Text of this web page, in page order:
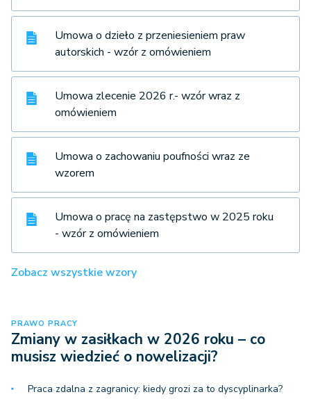
Umowa o dzieło z przeniesieniem praw
autorskich - wzór z omówieniem
Umowa zlecenie 2026 r.- wzór wraz z
omówieniem
Umowa o zachowaniu poufności wraz ze
wzorem
Umowa o pracę na zastępstwo w 2025 roku
- wzór z omówieniem
Zobacz wszystkie wzory
PRAWO PRACY
Zmiany w zasiłkach w 2026 roku – co
musisz wiedzieć o nowelizacji?
Praca zdalna z zagranicy: kiedy grozi za to dyscyplinarka?